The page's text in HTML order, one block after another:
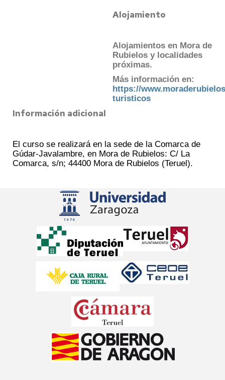
Alojamiento
Alojamientos en Mora de
Rubielos y localidades
próximas.
Más información en:
https://
turisticos
Información adicional
El curso se realizará en la sede de la Comarca de
Gúdar-Javalambre, en Mora de Rubielos: C/ La
Comarca, s/n; 44400 Mora de Rubielos (Teruel).